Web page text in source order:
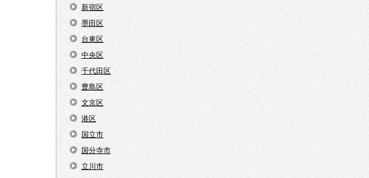
新宿区
墨田区
台東区
中央区
千代田区
豊島区
文京区
港区
国立市
国分寺市
立川市